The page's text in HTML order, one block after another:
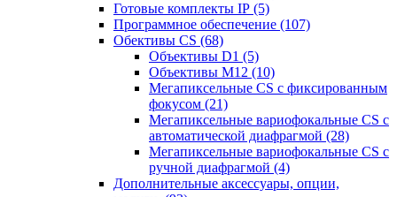
Готовые комплекты IP (5)
Программное обеспечение (107)
Обективы CS (68)
Объективы D1 (5)
Объективы M12 (10)
Мегапиксельные CS c фиксированным
фокусом (21)
Мегапиксельные вариофокальные CS c
автоматической диафрагмой (28)
Мегапиксельные вариофокальные CS c
ручной диафрагмой (4)
Дополнительные аксессуары, опции,